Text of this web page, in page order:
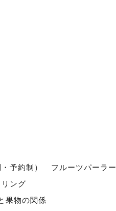
予約制）
フルーツパーラー
ング
果物の関係